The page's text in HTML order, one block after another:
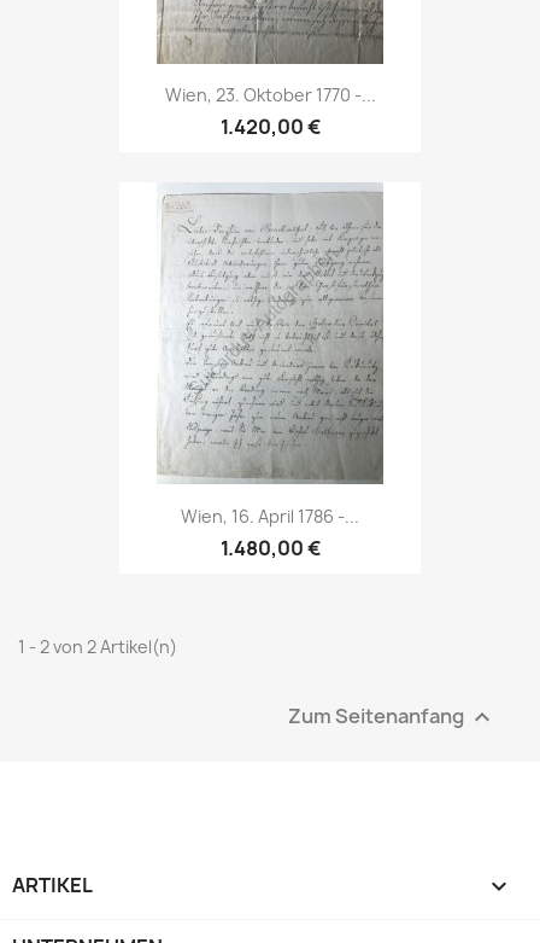
Wien, 23. Oktober 1770 -...
1.420,00 €
Wien, 16. April 1786 -...
1.480,00 €
1 - 2 von 2 Artikel(n)
Zum Seitenanfang 
ARTIKEL 